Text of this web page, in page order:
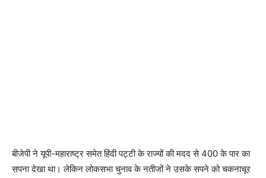
बीजेपी ने यूपी-महाराष्ट्र समेत हिंदी पट्टी के राज्यों की मदद से 400 के पार का
सपना देखा था। लेकिन लोकसभा चुनाव के नतीजों ने उसके सपने को चकनाचूर